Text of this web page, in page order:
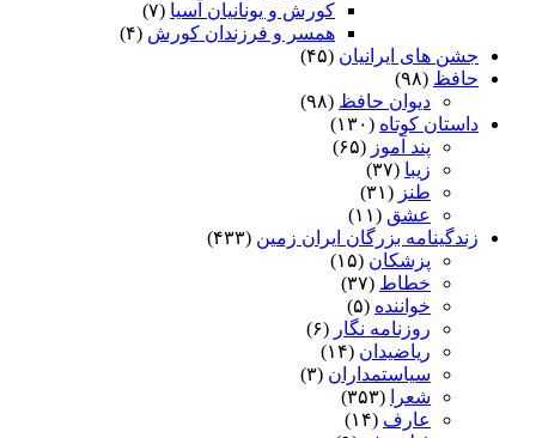
کورش و یونانیان آسیا (۷)
همسر و فرزندان کورش (۴)
جشن های ایرانیان (۴۵)
حافظ (۹۸)
دیوان حافظ (۹۸)
داستان کوتاه (۱۳۰)
پند آموز (۶۵)
زیبا (۳۷)
طنز (۳۱)
عشق (۱۱)
زندگینامه بزرگان ایران زمین (۴۳۳)
پزشکان (۱۵)
خطاط (۳۷)
خواننده (۵)
روزنامه نگار (۶)
ریاضیدان (۱۴)
سیاستمداران (۳)
شعرا
(۳۵۳)
عارف (۱۴)